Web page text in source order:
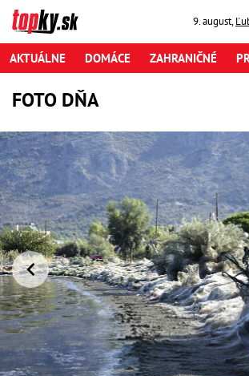
9. august,
AKTUÁLNE DOMÁCE ZAHRANIČNÉ
FOTO DŇA